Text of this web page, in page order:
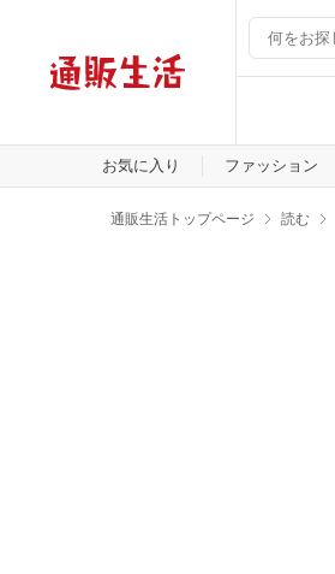
バ
ル
メ
お気に入り ファッション
通販生活トップページ 読む